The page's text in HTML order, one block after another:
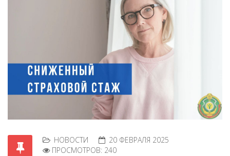
НОВОСТИ
20 ФЕВРАЛЯ 2025
ПРОСМОТРОВ: 240